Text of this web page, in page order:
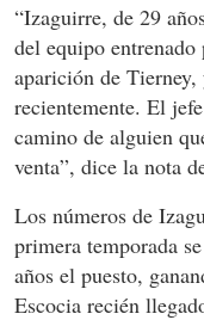
“Izaguirre, de 29
del equipo
aparición de
recientemente. El
camino de alguien
venta”, dice la nota
Los números de
primera temporada
años el puesto,
Escocia recién